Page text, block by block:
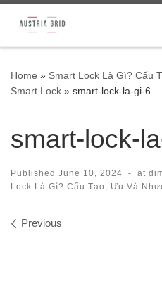
Skip to content
Home » Smart Lock Là Gì? Cấu
Smart Lock » smart-lock-la-gi-6
smart-lock-
Published June 10, 2024 - at
Lock Là Gì? Cấu Tạo, Ưu Và
Images
Previous